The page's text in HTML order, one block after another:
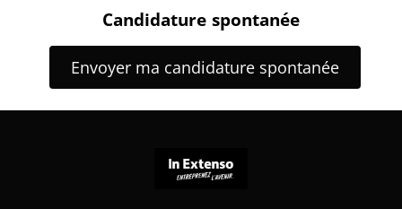
Candidature spontanée
Envoyer ma candidature spontanée